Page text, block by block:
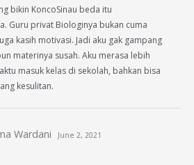
bikin KoncoSinau beda itu
Guru privat Biologinya bukan cuma
kasih motivasi. Jadi aku gak gampang
materinya susah. Aku merasa lebih
masuk kelas di sekolah, bahkan bisa
kesulitan.
Wardani June 2, 2021